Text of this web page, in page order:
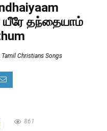
யீரே தந்தையாம்
Tamil Christians Songs
861